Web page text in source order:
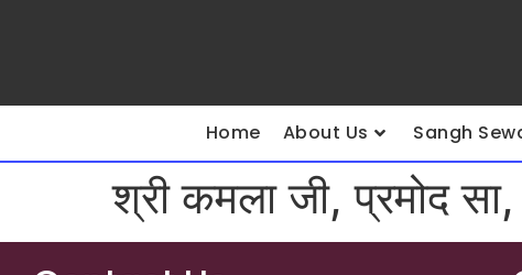
Home About Us Sangh
श्री कमला जी, प्रमोद